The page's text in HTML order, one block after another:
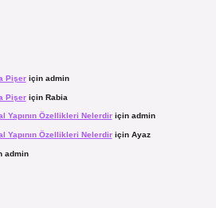
Pişeriçin admin
Pişeriçin Rabia
Yapının Özellikleri Nelerdiriçin admin
Yapının Özellikleri Nelerdiriçin Ayaz
admin